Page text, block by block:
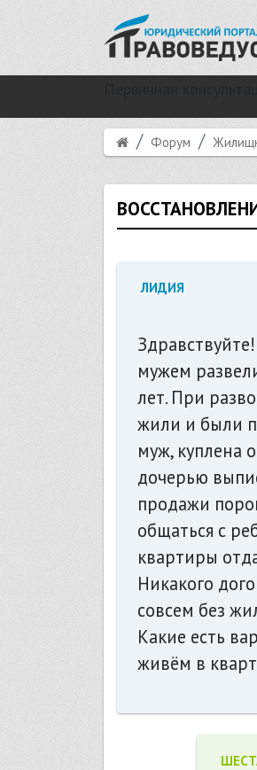
Форум
ЛИДИЯ
мужем
лет. При
жили и были
муж, куплена
дочерью
продажи
общаться с
квартиры
Никакого
совсем без
Какие есть
живём в